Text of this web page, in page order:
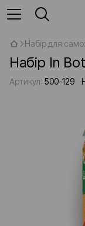
Набір для
Набір In
Артикул: 500-129